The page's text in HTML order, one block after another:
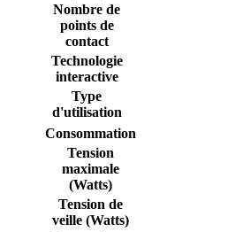
Nombre de
points de
contact
Technologie
interactive
Type
d'utilisation
Consommation
Tension
maximale
(Watts)
Tension de
veille (Watts)